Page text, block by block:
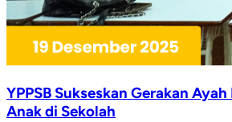
YPPSB Sukseskan Gerakan
Anak di Sekolah